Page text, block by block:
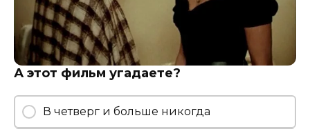
А этот фильм угадаете?
В четверг и больше никогда